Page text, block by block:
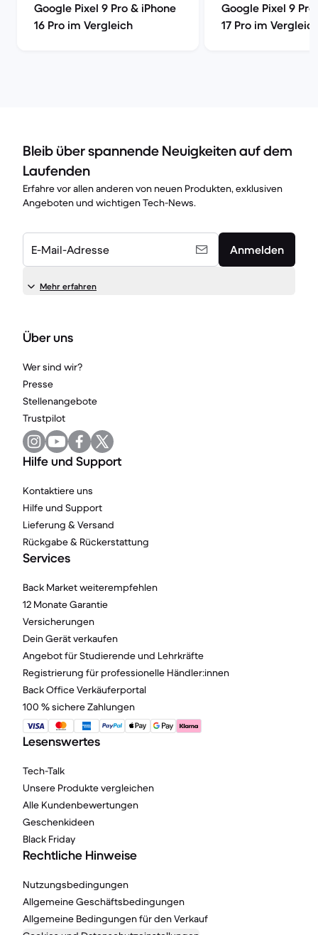
Google Pixel 9 Pro & iPhone
16 Pro im Vergleich
Google Pixel 9
17 Pro im
Bleib über spannende Neuigkeiten auf dem
Laufenden
Erfahre vor allen anderen von neuen Produkten, exklusiven
Angeboten und wichtigen Tech-News.
E-Mail-Adresse Anmelden
Mehr erfahren
Über uns
Wer sind wir?
Presse
Stellenangebote
Trustpilot
Hilfe und Support
Kontaktiere uns
Hilfe und Support
Lieferung & Versand
Rückgabe & Rückerstattung
Services
Back Market weiterempfehlen
12 Monate Garantie
Versicherungen
Dein Gerät verkaufen
Angebot für Studierende und Lehrkräfte
Registrierung für professionelle Händler:innen
Back Office Verkäuferportal
100 % sichere Zahlungen
Lesenswertes
Tech-Talk
Unsere Produkte vergleichen
Alle Kundenbewertungen
Geschenkideen
Black Friday
Rechtliche Hinweise
Nutzungsbedingungen
Allgemeine Geschäftsbedingungen
Allgemeine Bedingungen für den Verkauf